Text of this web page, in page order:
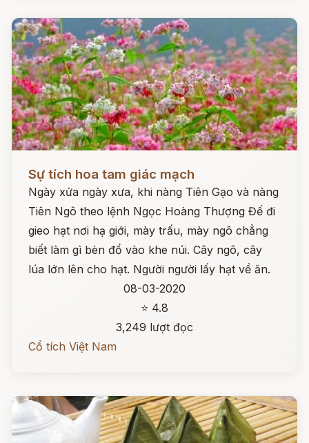
Sự tích hoa tam giác mạch
Ngày xửa ngày xưa, khi nàng Tiên Gạo và nàng
Tiên Ngô theo lệnh Ngọc Hoàng Thượng Đế đi
gieo hạt nơi hạ giới, mày trấu, mày ngô chẳng
biết làm gì bèn đổ vào khe núi. Cây ngô, cây
lúa lớn lên cho hạt. Người người lấy hạt về ăn.
08-03-2020
⭐ 4.8
3,249 lượt đọc
Cổ tích Việt Nam